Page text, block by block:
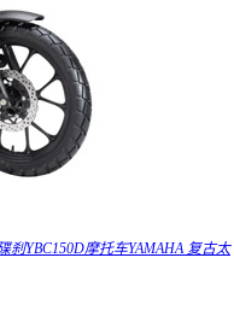
刹YBC150D摩托车YAMAHA 复古太